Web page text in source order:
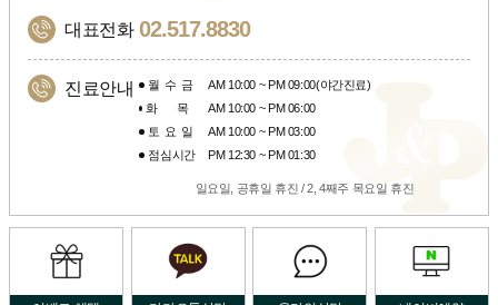
대표전화 02.517.8830
진료안내 월수금
AM 10:00 ~ PM 09:00(야간진료)
화목 AM 10:00 ~ PM 06:00
토요일
AM 10:00 ~ PM 03:00
점심시간
PM 12:30 ~ PM 01:30
일요일, 공휴일 휴진 / 2, 4째주 목요일 휴진